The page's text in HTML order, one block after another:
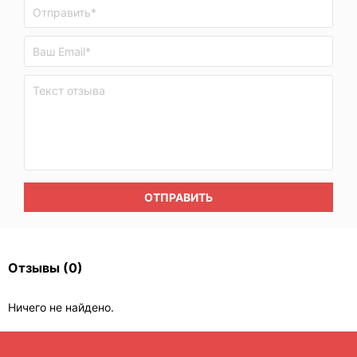
ОТПРАВИТЬ
Отзывы (0)
Ничего не найдено.